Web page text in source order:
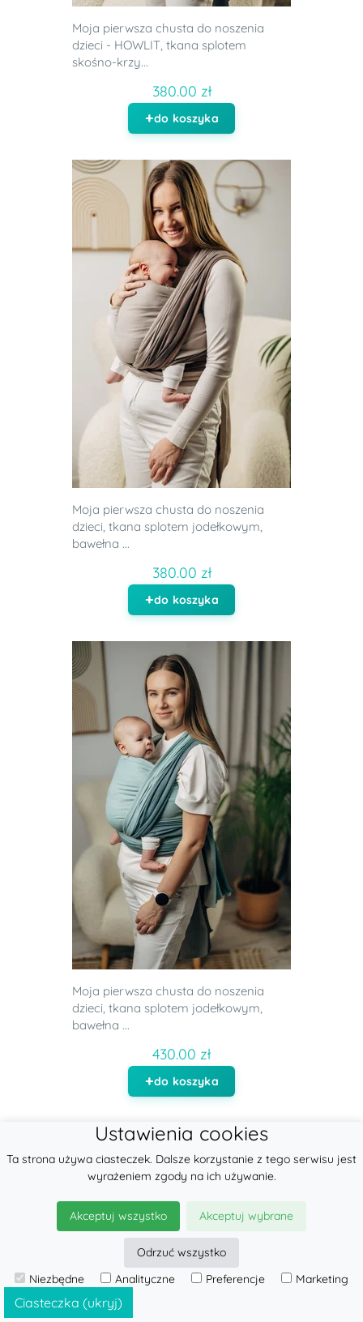
Moja pierwsza chusta do noszenia
dzieci - HOWLIT, tkana splotem
skośno-krzy...
380.00 zł
do koszyka
Moja pierwsza chusta do noszenia
dzieci, tkana splotem jodełkowym,
bawełna ...
380.00 zł
do koszyka
Moja pierwsza chusta do noszenia
dzieci, tkana splotem jodełkowym,
bawełna ...
430.00 zł
do koszyka
Ciasteczka (ukryj)
Ustawienia cookies
Ta strona używa ciasteczek. Dalsze korzystanie z tego serwisu jest
wyrażeniem zgody na ich używanie.
Akceptuj wszystko Akceptuj wybrane
Odrzuć wszystko
Niezbędne
Analityczne Preferencje Marketing